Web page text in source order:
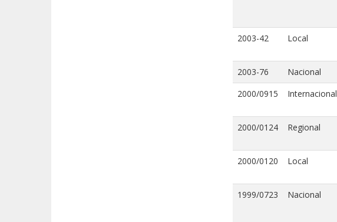
2003-42 Local
2003-76 Nacional
2000/0915 Internacional
2000/0124 Regional
2000/0120 Local
1999/0723 Nacional